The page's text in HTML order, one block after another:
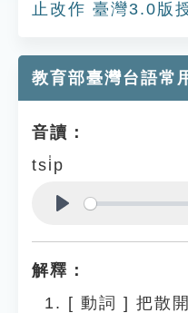
止改作 臺灣3.0版
教育部臺灣台語常
音讀：
tsi̍p
解釋：
[ 動詞 ] 把散